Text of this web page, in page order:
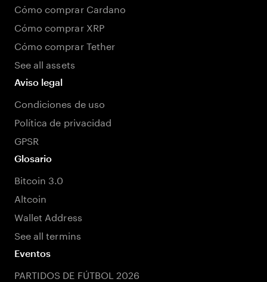
Cómo comprar Cardano
Cómo comprar XRP
Cómo comprar Tether
See all assets
Aviso legal
Condiciones de uso
Política de privacidad
GPSR
Glosario
Bitcoin 3.0
Altcoin
Wallet Address
See all termins
Eventos
PARTIDOS DE FÚTBOL 2026